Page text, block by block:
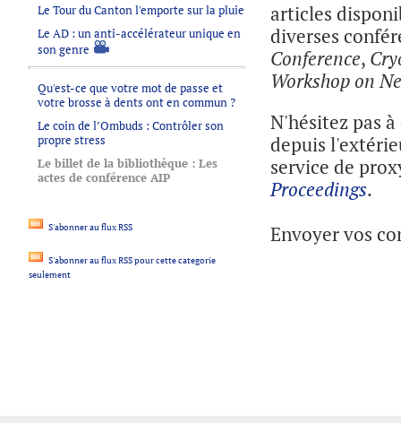
Le Tour du Canton l'emporte sur la pluie
Le AD : un anti-accélérateur unique en
son genre
Qu'est-ce que votre mot de passe et
votre brosse à dents ont en commun ?
Le coin de l’Ombuds : Contrôler son
propre stress
Le billet de la bibliothèque : Les
actes de conférence AIP
S'abonner au flux RSS
S'abonner au flux RSS pour cette categorie
seulement
articles
diverses
Conference,
Workshop on
N'hésitez pas
depuis
service de
Proceedings.
Envoyer vos